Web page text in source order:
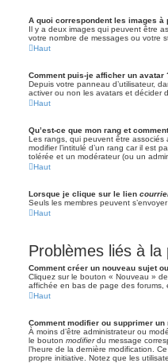
A quoi correspondent les images à
Il y a deux images qui peuvent être
votre nombre de messages ou votre
Haut
Comment puis-je afficher un avatar
Depuis votre panneau d’utilisateur,
activer ou non les avatars et décider
Haut
Qu’est-ce que mon rang et
Les rangs, qui peuvent être associés
modifier l’intitulé d’un rang car il est
tolérée et un modérateur (ou un
Haut
Lorsque je clique sur le lien
Seuls les membres peuvent
Haut
Problèmes liés à
Comment créer un nouveau sujet
Cliquez sur le bouton « Nouveau »
affichée en bas de page des forums,
Haut
Comment modifier ou supprimer un
À moins d’être administrateur ou
le bouton modifierdu message
l’heure de la dernière modification.
propre initiative. Notez que les